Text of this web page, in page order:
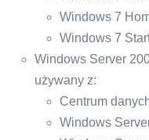
Windows 7
Windows 7
Windows Server
używany z:
Centrum
Windows